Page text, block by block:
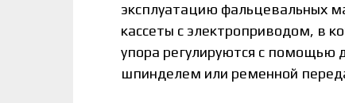
эксплуатацию фальцевальных
кассеты с электроприводом, в
упора регулируются с помощью
шпинделем или ременной